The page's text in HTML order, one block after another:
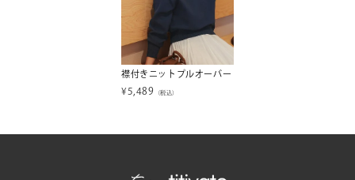
襟付きニットプルオーバー
¥ 5,489 （税込）